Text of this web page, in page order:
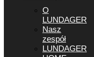
O
LUNDAGER
Nasz
zespół
LUNDAGER